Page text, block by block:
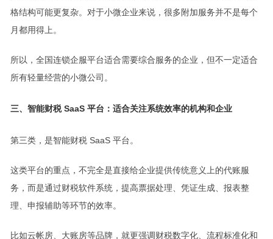
格结构可能更复杂。对于小微企业来说，很多附加服务并不是每个
月都用得上。
所以，全国连锁企服平台适合需要综合服务的企业，但不一定适合
所有轻量经营的小微公司。
三、智能财税 SaaS 平台：适合关注系统效率的机构和企业
第三类，是智能财税 SaaS 平台。
这类平台的重点，不完全是直接给企业提供传统意义上的代账服
务，而是通过财税软件系统，提高票据处理、凭证生成、报表整
理、申报辅助等环节的效率。
比如云帐房、大账房等品牌，就更强调财税数字化、流程标准化和